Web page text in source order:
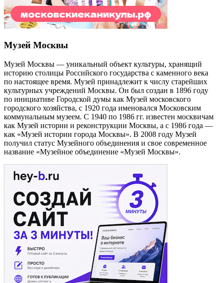
Музей Москвы
Музей Москвы — уникальный объект культуры, хранящий
историю столицы Российского государства с каменного века
по настоящее время. Музей принадлежит к числу старейших
культурных учреждений Москвы. Он был создан в 1896 году
по инициативе Городской думы как Музей московского
городского хозяйства, с 1920 года именовался Московским
коммунальным музеем. С 1940 по 1986 гг. известен москвичам
как Музей истории и реконструкции Москвы, а с 1986 года —
как «Музей истории города Москвы». В 2008 году Музей
получил статус Музейного объединения и свое современное
название «Музейное объединение «Музей Москвы».